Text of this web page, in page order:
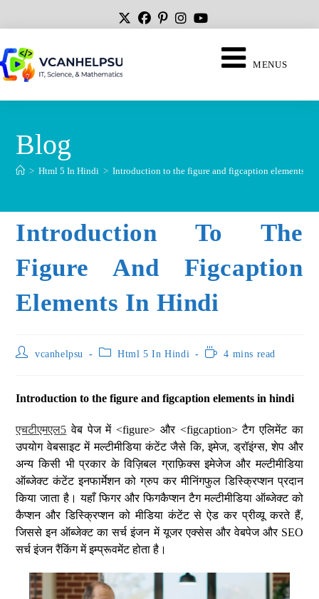
MENUS
Blog
> Html 5 In Hindi > Introduction to the figure and figcaption elements in
Introduction To The
Figure And Figcaption
Elements In Hindi
vcanhelpsu Html 5 In Hindi 4 mins read
Introduction to the figure and figcaption elements in hindi
एचटीएमएल5 वेब पेज में <figure> और <figcaption> टैग एलिमेंट का
उपयोग वेबसाइट में मल्टीमीडिया कंटेंट जैसे कि, इमेज, ड्रॉइंग्स, शेप और
अन्य किसी भी प्रकार के विज़िबल ग्राफ़िक्स इमेजेज और मल्टीमीडिया
ऑब्जेक्ट कंटेंट इनफार्मेशन को ग्रुप कर मीनिंगफुल डिस्क्रिप्शन प्रदान
किया जाता है। यहाँ फिगर और फिगकैप्शन टैग मल्टीमीडिया ऑब्जेक्ट को
कैप्शन और डिस्क्रिप्शन को मीडिया कंटेंट से ऐड कर प्रीव्यू करते हैं,
जिससे इन ऑब्जेक्ट का सर्च इंजन में यूजर एक्सेस और वेबपेज और SEO
सर्च इंजन रैंकिंग में इम्प्रूवमेंट होता है।